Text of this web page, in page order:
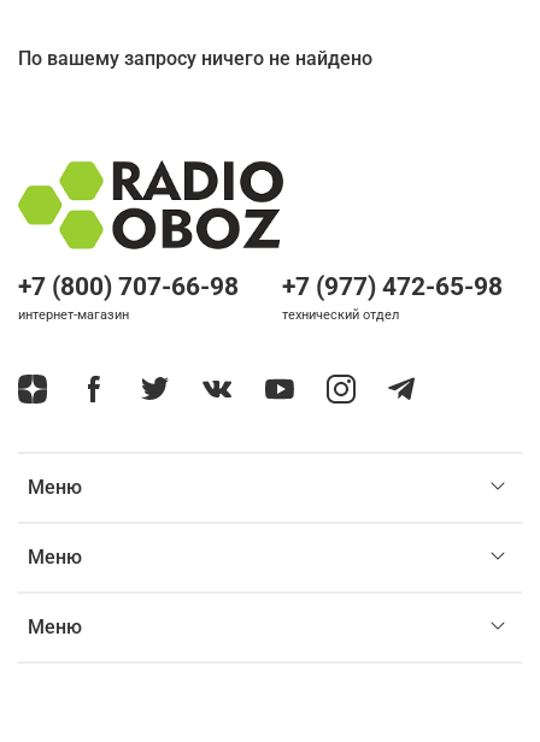
По вашему запросу ничего не найдено
Меню
Меню
Меню
+7 (800) 707-66-98
интернет-магазин
+7 (977) 472-65-98
технический отдел